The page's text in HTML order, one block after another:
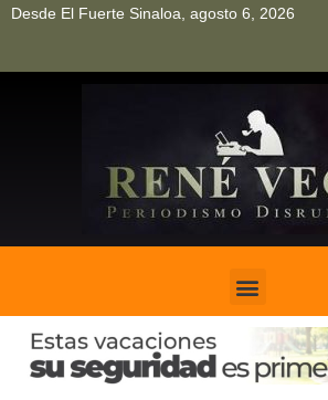
Desde El Fuerte Sinaloa, agosto 6, 2026